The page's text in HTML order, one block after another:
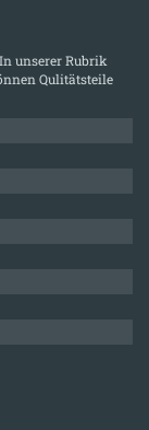
unserer Rubrik
Qulitätsteile